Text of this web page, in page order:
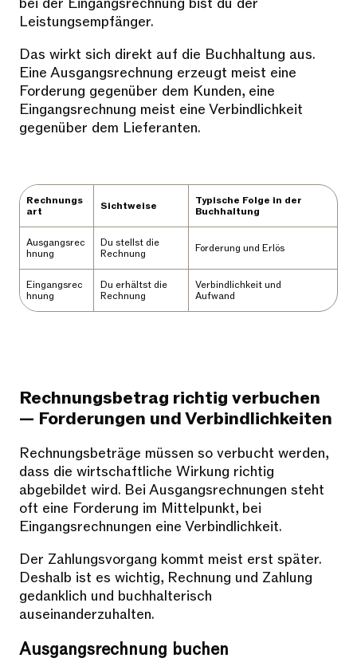
Leistungsempfänger.
Das wirkt sich direkt auf die Buchhaltung aus.
Eine Ausgangsrechnung erzeugt meist eine
Forderung gegenüber dem Kunden, eine
Eingangsrechnung meist eine Verbindlichkeit
gegenüber dem Lieferanten.
Rechnungs
art
Sichtweise
Typische Folge in der
Buchhaltung
Ausgangsrec
hnung
Du stellst die
Rechnung
Forderung und Erlös
Eingangsrec
hnung
Du erhältst die
Rechnung
Verbindlichkeit und
Aufwand
Rechnungsbetrag richtig verbuchen
— Forderungen und Verbindlichkeiten
Rechnungsbeträge müssen so verbucht werden,
dass die wirtschaftliche Wirkung richtig
abgebildet wird. Bei Ausgangsrechnungen steht
oft eine Forderung im Mittelpunkt, bei
Eingangsrechnungen eine Verbindlichkeit.
Der Zahlungsvorgang kommt meist erst später.
Deshalb ist es wichtig, Rechnung und Zahlung
gedanklich und buchhalterisch
auseinanderzuhalten.
Ausgangsrechnung buchen